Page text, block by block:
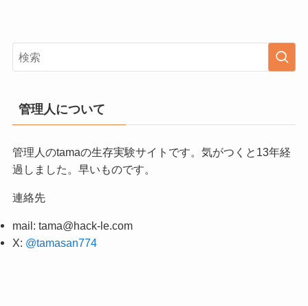
管理人について
管理人のtamaの生存実験サイトです。気がつくと13年経
過しました。早いものです。
連絡先
mail: tama@hack-le.com
X: @tamasan774